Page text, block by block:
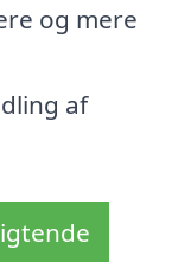
og mere
af